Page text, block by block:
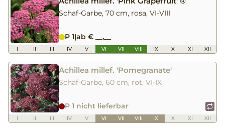
Schaf-Garbe, 70 cm, rosa, VI-VIII
P 1|ab € __,__
I II III IV V VI VII VIII IX X XI XII
Achillea millef. 'Pomegranate'
Schaf-Garbe, 60 cm, rot, VI-IX
P 1 nicht lieferbar
I II III IV V VI VII VIII IX X XI XII